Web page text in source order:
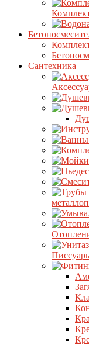
Сантехника